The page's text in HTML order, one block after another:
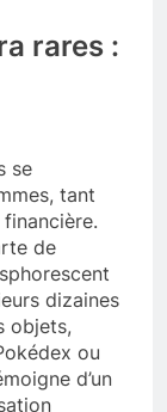
rares :
se
tant
de
dizaines
objets,
ou
d’un